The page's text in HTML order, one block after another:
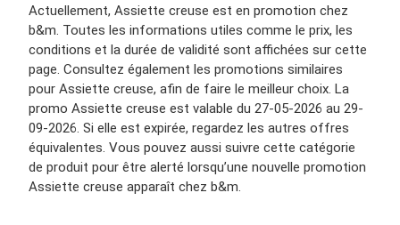
Actuellement, Assiette creuse est en promotion chez
b&m. Toutes les informations utiles comme le prix, les
conditions et la durée de validité sont affichées sur cette
page. Consultez également les promotions similaires
pour Assiette creuse, afin de faire le meilleur choix. La
promo Assiette creuse est valable du 27-05-2026 au 29-
09-2026. Si elle est expirée, regardez les autres offres
équivalentes. Vous pouvez aussi suivre cette catégorie
de produit pour être alerté lorsqu’une nouvelle promotion
Assiette creuse apparaît chez b&m.